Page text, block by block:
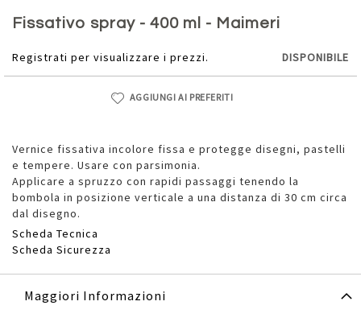
Fissativo spray - 400 ml - Maimeri
Registrati per visualizzare i prezzi. DISPONIBILE
AGGIUNGI AI PREFERITI
Vernice fissativa incolore fissa e protegge disegni, pastelli
e tempere. Usare con parsimonia.
Applicare a spruzzo con rapidi passaggi tenendo la
bombola in posizione verticale a una distanza di 30 cm circa
dal disegno.
Scheda Tecnica
Scheda Sicurezza
all'inizio
galleria
Maggiori Informazioni